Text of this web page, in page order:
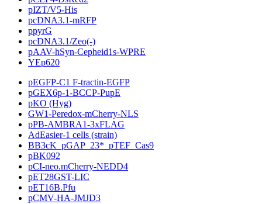
pIZT/V5-His
pcDNA3.1-mRFP
ppyrG
pcDNA3.1/Zeo(-)
pAAV-hSyn-Cepheid1s-WPRE
YEp620
pEGFP-C1 F-tractin-EGFP
pGEX6p-1-BCCP-PupE
pKO (Hyg)
GW1-Peredox-mCherry-NLS
pPB-AMBRA1-3xFLAG
AdEasier-1 cells (strain)
BB3cK_pGAP_23*_pTEF_Cas9
pBK092
pCI-neo.mCherry-NEDD4
pET28GST-LIC
pET16B.Pfu
pCMV-HA-JMJD3